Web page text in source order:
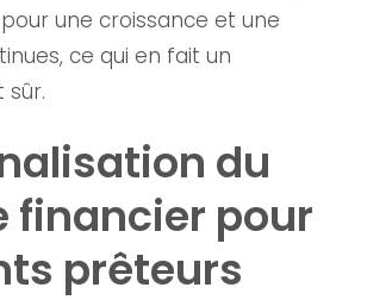
une croissance et une
ce qui en fait un
sûr.
du
financier pour
prêteurs